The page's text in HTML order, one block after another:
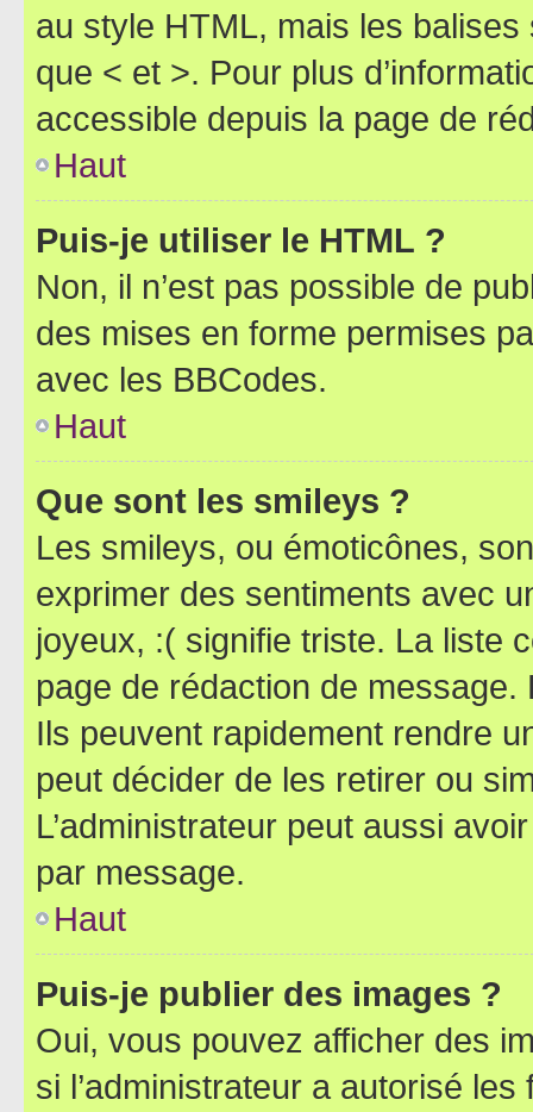
au style HTML, mais les
que < et >. Pour plus
accessible depuis la page de
Haut
Puis-je utiliser le HTML ?
Non, il n’est pas possible de
des mises en forme permises
avec les BBCodes.
Haut
Que sont les smileys ?
Les smileys, ou émoticônes,
exprimer des sentiments avec
joyeux, :( signifie triste. La liste
page de rédaction de
Ils peuvent rapidement rendre
peut décider de les retirer ou
L’administrateur peut aussi
par message.
Haut
Puis-je publier des images ?
Oui, vous pouvez afficher des
si l’administrateur a autorisé